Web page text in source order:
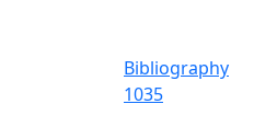
Bibliography
1035